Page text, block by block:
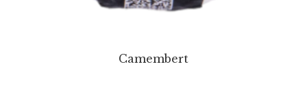
Camembert